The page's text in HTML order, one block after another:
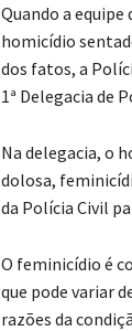
Quando a
homicídio
dos fatos, a
1ª Delegacia de
Na delegacia, o
dolosa,
da Polícia Civil
O feminicídio é
que pode variar
razões da